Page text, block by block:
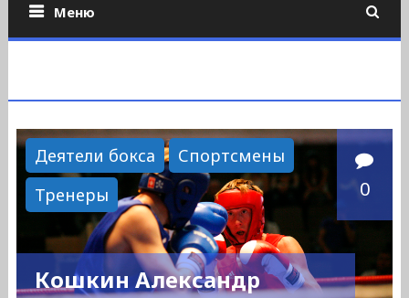
Меню
Деятели бокса
Спортсмены
Тренеры
0
Кошкин Александр